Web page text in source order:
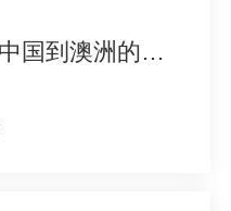
深圳奥飞货运：打通中国到澳洲的高性价比物流通道